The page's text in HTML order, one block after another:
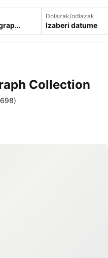
Dolazak/odlazak
Izaberi datume
Collection
)